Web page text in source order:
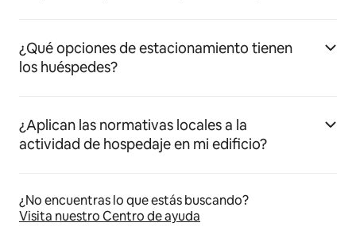
¿Qué opciones de estacionamiento tienen
los huéspedes?
¿Aplican las normativas locales a la
actividad de hospedaje en mi edificio?
¿No encuentras lo que estás buscando?
Visita nuestro Centro de ayuda